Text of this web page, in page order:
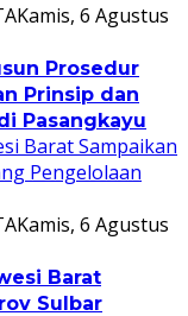
Kamis, 6 Agustus
Prosedur
Prinsip dan
Pasangkayu
Kamis, 6 Agustus
Barat
Sulbar